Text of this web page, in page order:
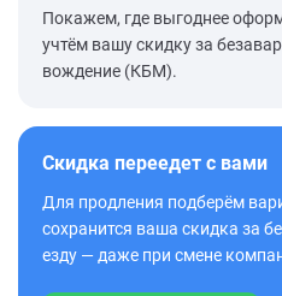
Покажем, где выгоднее
учтём вашу скидку за
вождение (КБМ).
Скидка переедет с вами
Для продления подберём
сохранится ваша скидка за
езду — даже при смене